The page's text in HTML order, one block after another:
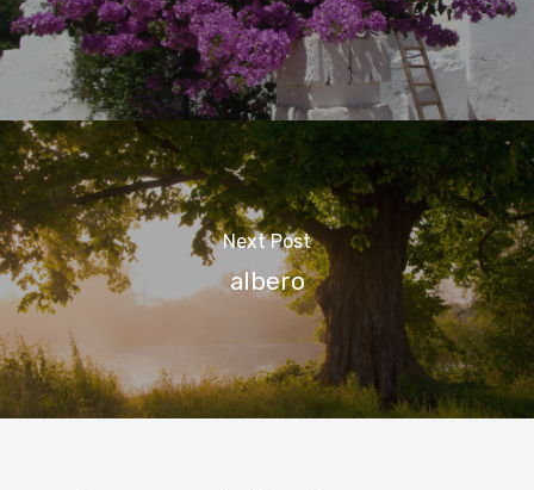
Next Post
albero